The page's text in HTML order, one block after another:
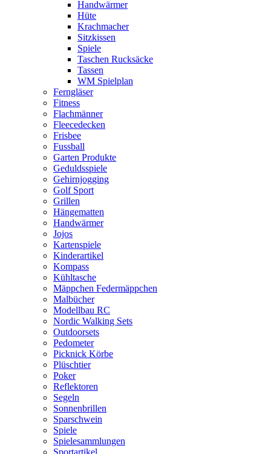
Handwärmer
Hüte
Krachmacher
Sitzkissen
Spiele
Taschen Rucksäcke
Tassen
WM Spielplan
Ferngläser
Fitness
Flachmänner
Fleecedecken
Frisbee
Fussball
Garten Produkte
Geduldsspiele
Gehirnjogging
Golf Sport
Grillen
Hängematten
Handwärmer
Jojos
Kartenspiele
Kinderartikel
Kompass
Kühltasche
Mäppchen Federmäppchen
Malbücher
Modellbau RC
Nordic Walking Sets
Outdoorsets
Pedometer
Picknick Körbe
Plüschtier
Poker
Reflektoren
Segeln
Sonnenbrillen
Sparschwein
Spiele
Spielesammlungen
Sportartikel